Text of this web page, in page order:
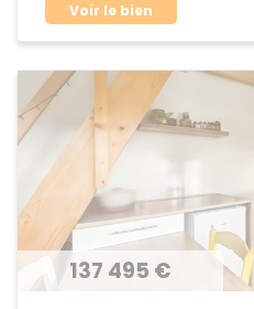
Voir le bien
137 495 €